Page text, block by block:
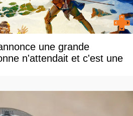
une grande
n'attendait et c'est une